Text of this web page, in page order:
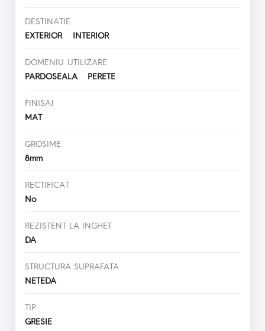
DESTINATIE
EXTERIOR INTERIOR
DOMENIU UTILIZARE
PARDOSEALA PERETE
FINISAJ
MAT
GROSIME
8mm
RECTIFICAT
No
REZISTENT LA INGHET
DA
STRUCTURA SUPRAFATA
NETEDA
TIP
GRESIE